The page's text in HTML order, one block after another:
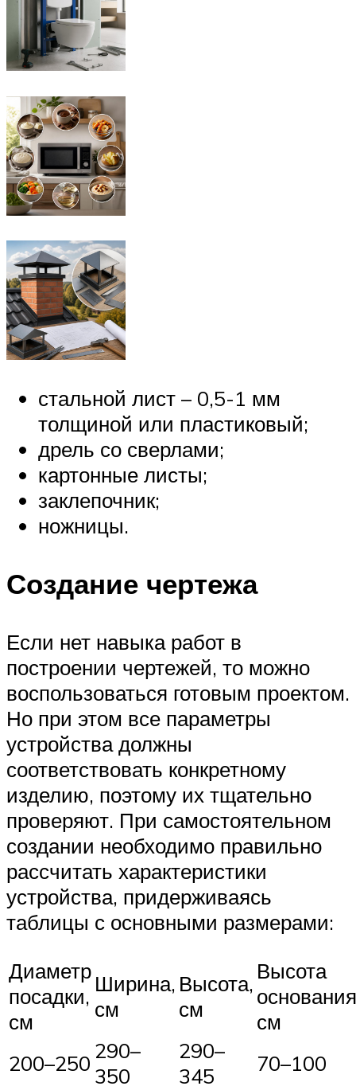
стальной лист – 0,5-1 мм
толщиной или пластиковый;
дрель со сверлами;
картонные листы;
заклепочник;
ножницы.
Создание чертежа
Если нет навыка работ в
построении чертежей, то можно
воспользоваться готовым проектом.
Но при этом все параметры
устройства должны
соответствовать конкретному
изделию, поэтому их тщательно
проверяют. При самостоятельном
создании необходимо правильно
рассчитать характеристики
устройства, придерживаясь
таблицы с основными размерами:
Диаметр
посадки,
см
Ширина,
см
Высота,
см
Высота
см
200–250 290–
350
290–
345
70–100